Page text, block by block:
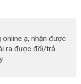
online ạ, nhận được
ra được đổi/trả